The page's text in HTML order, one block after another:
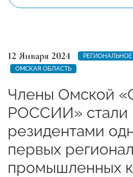
12 Января 2024
РЕГИОНАЛЬНОЕ
ОМСКАЯ ОБЛАСТЬ
Члены Омской
РОССИИ» стали
резидентами
первых
промышленных